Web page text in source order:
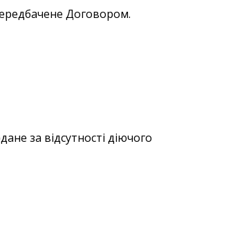
Договором.
за відсутності діючого